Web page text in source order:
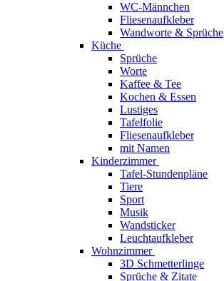
WC-Männchen
Fliesenaufkleber
Wandworte & Sprüche
Küche
Sprüche
Worte
Kaffee & Tee
Kochen & Essen
Lustiges
Tafelfolie
Fliesenaufkleber
mit Namen
Kinderzimmer
Tafel-Stundenpläne
Tiere
Sport
Musik
Wandsticker
Leuchtaufkleber
Wohnzimmer
3D Schmetterlinge
Sprüche & Zitate